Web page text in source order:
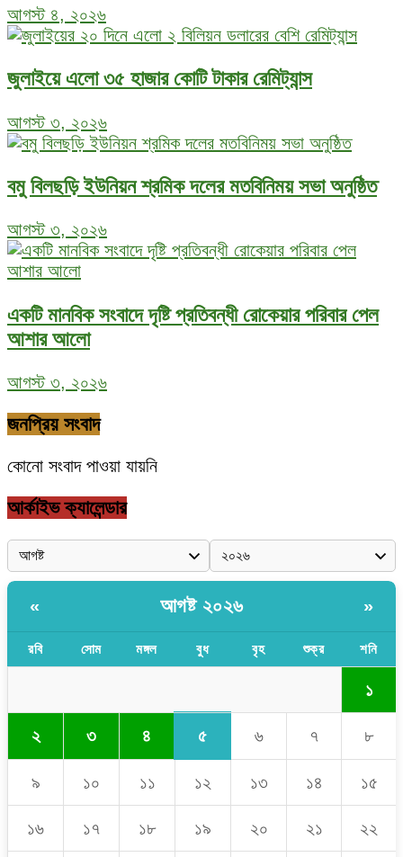
আগস্ট ৪, ২০২৬
জুলাইয়ে এলো ৩৫ হাজার কোটি টাকার রেমিট্যান্স
আগস্ট ৩, ২০২৬
বমু বিলছড়ি ইউনিয়ন শ্রমিক দলের মতবিনিময় সভা অনুষ্ঠিত
আগস্ট ৩, ২০২৬
একটি মানবিক সংবাদে দৃষ্টি প্রতিবন্ধী রোকেয়ার পরিবার পেল
আশার আলো
আগস্ট ৩, ২০২৬
জনপ্রিয় সংবাদ
কোনো সংবাদ পাওয়া যায়নি
আর্কাইভ ক্যালেন্ডার
« আগষ্ট ২০২৬ »
রবি সোম মঙ্গল বুধ বৃহ শুক্র শনি
১
২ ৩ ৪ ৫ ৬ ৭ ৮
৯ ১০ ১১ ১২ ১৩ ১৪ ১৫
১৬ ১৭ ১৮ ১৯ ২০ ২১ ২২